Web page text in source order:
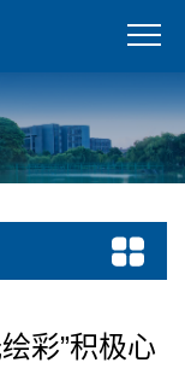
彩”积极心